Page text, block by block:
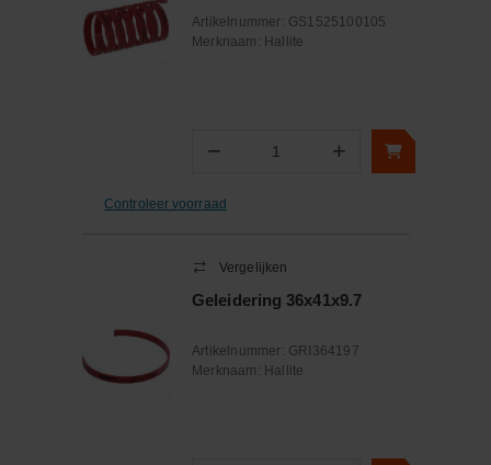
Artikelnummer: GS1525100105
Merknaam: Hallite
− Aantal +
Controleer voorraad
Vergelijken
Geleidering 36x41x9.7
Artikelnummer: GRI364197
Merknaam: Hallite